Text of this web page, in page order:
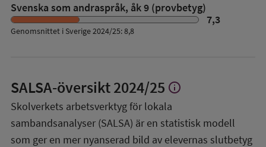
Svenska som andraspråk, åk 9 (provbetyg)
7,3
Genomsnittet i Sverige 2024/25: 8,8
SALSA-översikt2024/25 Visa
om
SALSA-
översikt
info
Skolverkets arbetsverktyg för lokala
sambandsanalyser (SALSA) är en statistisk modell
som ger en mer nyanserad bild av elevernas slutbetyg